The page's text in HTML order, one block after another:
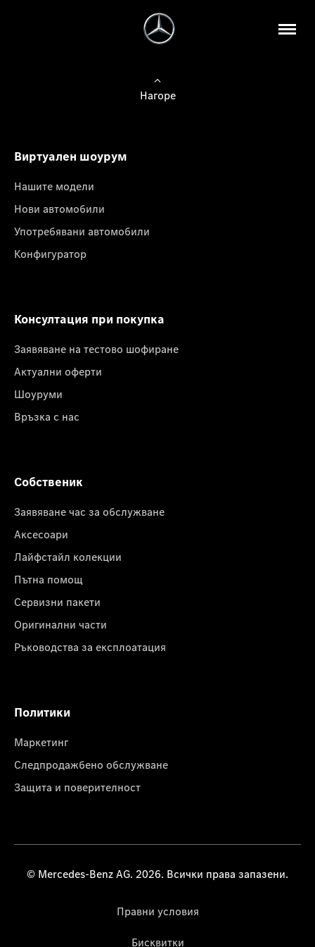
Нагоре
Виртуален шоурум
Нашите модели
Нови автомобили
Употребявани автомобили
Конфигуратор
Консултация при покупка
Заявяване на тестово шофиране
Актуални оферти
Шоуруми
Връзка с нас
Собственик
Заявяване час за обслужване
Аксесоари
Лайфстайл колекции
Пътна помощ
Сервизни пакети
Оригинални части
Ръководства за експлоатация
Политики
Маркетинг
Следпродажбено обслужване
Защита и поверителност
© Mercedes-Benz AG. 2026. Всички права запазени.
Правни условия
Бисквитки